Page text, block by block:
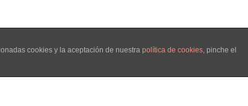
cookies y la aceptación de nuestra política de cookies, pinche el